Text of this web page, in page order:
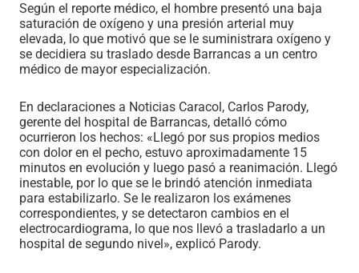
Según el reporte médico, el hombre presentó una baja
saturación de oxígeno y una presión arterial muy
elevada, lo que motivó que se le suministrara oxígeno y
se decidiera su traslado desde Barrancas a un centro
médico de mayor especialización.
En declaraciones a Noticias Caracol, Carlos Parody,
gerente del hospital de Barrancas, detalló cómo
ocurrieron los hechos: «Llegó por sus propios medios
con dolor en el pecho, estuvo aproximadamente 15
minutos en evolución y luego pasó a reanimación. Llegó
inestable, por lo que se le brindó atención inmediata
para estabilizarlo. Se le realizaron los exámenes
correspondientes, y se detectaron cambios en el
electrocardiograma, lo que nos llevó a trasladarlo a un
hospital de segundo nivel», explicó Parody.